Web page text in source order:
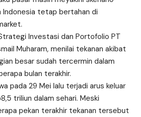
Indonesia tetap bertahan di
Investasi dan Portofolio PT
Muharam, menilai tekanan akibat
besar sudah tercermin dalam
bulan terakhir.
pada 29 Mei lalu terjadi arus keluar
triliun dalam sehari. Meski
pekan terakhir tekanan tersebut